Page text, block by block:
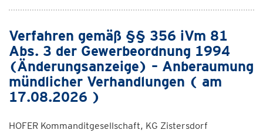
Verfahren gemäß §§ 356 iVm 81
Abs. 3 der Gewerbeordnung 1994
(Änderungsanzeige) – Anberaumung
mündlicher Verhandlungen ( am
17.08.2026 )
HOFER Kommanditgesellschaft, KG Zistersdorf